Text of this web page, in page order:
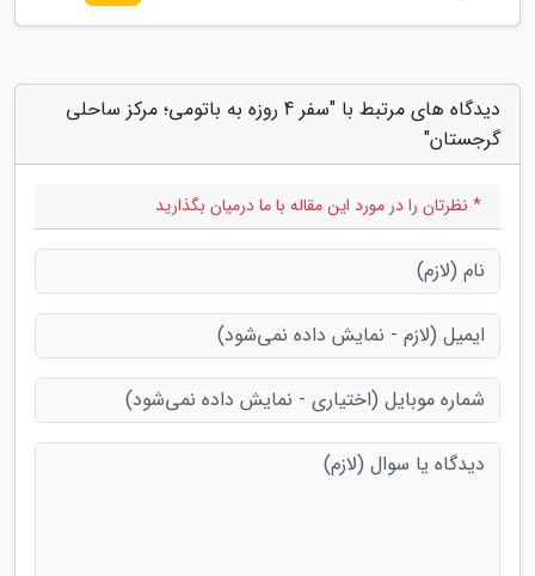
دیدگاه های مرتبط با "سفر 4 روزه به باتومی؛ مرکز ساحلی
گرجستان"
* نظرتان را در مورد این مقاله با ما درمیان بگذارید